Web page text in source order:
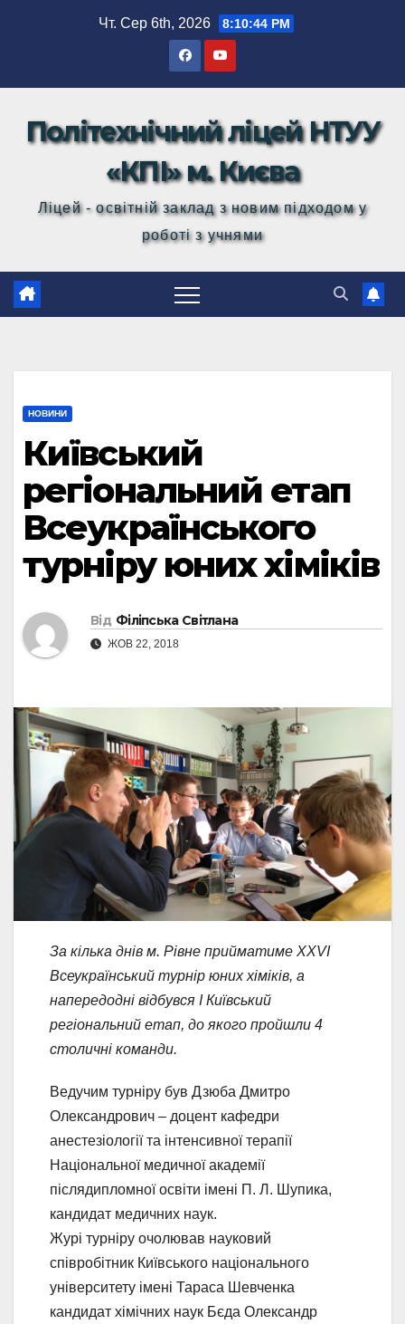
Чт. Сер 6th, 2026 8:10:45 PM
Політехнічний ліцей НТУУ
«КПІ» м. Києва
Ліцей - освітній заклад з новим підходом у
роботі з учнями
НОВИНИ
Київський
регіональний етап
Всеукраїнського
турніру юних хіміків
Від Філіпська Світлана
ЖОВ 22, 2018
За кілька днів м. Рівне прийматиме XXVI
Всеукраїнський турнір юних хіміків, а
напередодні відбувся І Київський
регіональний етап, до якого пройшли 4
столичні команди.
Ведучим турніру був Дзюба Дмитро
Олександрович – доцент кафедри
анестезіології та інтенсивної терапії
Національної медичної академії
післядипломної освіти імені П. Л. Шупика,
кандидат медичних наук.
Журі турніру очолював науковий
співробітник Київського національного
університету імені Тараса Шевченка
кандидат хімічних наук Бєда Олександр